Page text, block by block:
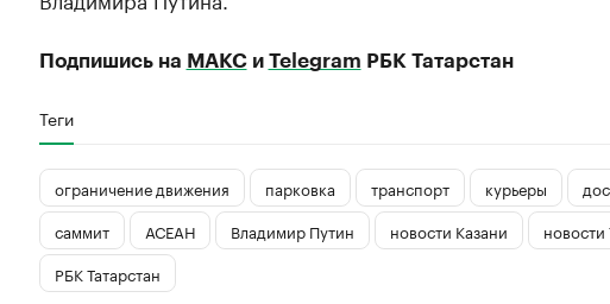
Подпишись на МАКСи Telegram РБК Татарстан
Теги
ограничение движения парковка транспорт курьеры
саммит
АСЕАН Владимир Путин новости Казани
новости
РБК Татарстан